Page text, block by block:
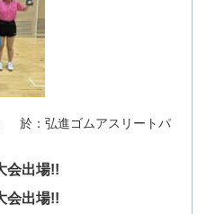
於：弘進ゴムアスリートパ
会出場!!
会出場!!